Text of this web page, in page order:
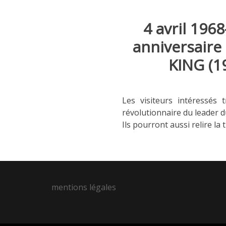
4 avril
anniversaire
KING
Les visiteurs intéressés
révolutionnaire du leader
Ils pourront aussi relire la
mentions légales